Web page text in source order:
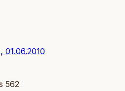
01.06.2010
562